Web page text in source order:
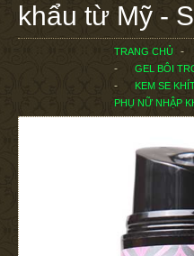
khẩu từ Mỹ -
TRANG CHỦ
GEL BÔI
KEM SE
PHỤ NỮ NHẬP